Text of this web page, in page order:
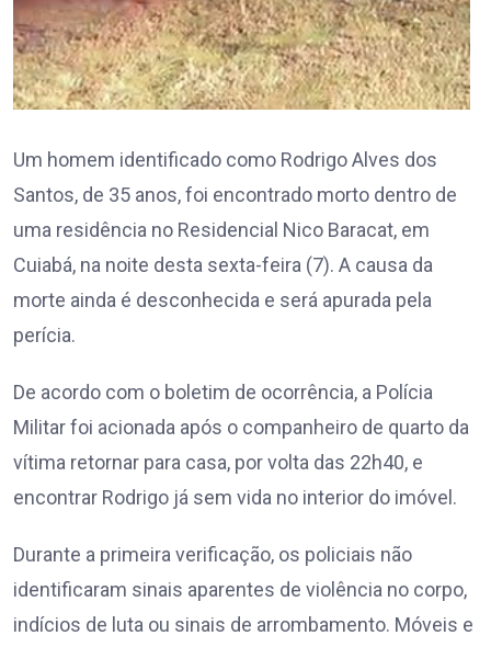
Um homem identificado como Rodrigo Alves dos
Santos, de 35 anos, foi encontrado morto dentro de
uma residência no Residencial Nico Baracat, em
Cuiabá, na noite desta sexta-feira (7). A causa da
morte ainda é desconhecida e será apurada pela
perícia.
De acordo com o boletim de ocorrência, a Polícia
Militar foi acionada após o companheiro de quarto da
vítima retornar para casa, por volta das 22h40, e
encontrar Rodrigo já sem vida no interior do imóvel.
Durante a primeira verificação, os policiais não
identificaram sinais aparentes de violência no corpo,
indícios de luta ou sinais de arrombamento. Móveis e